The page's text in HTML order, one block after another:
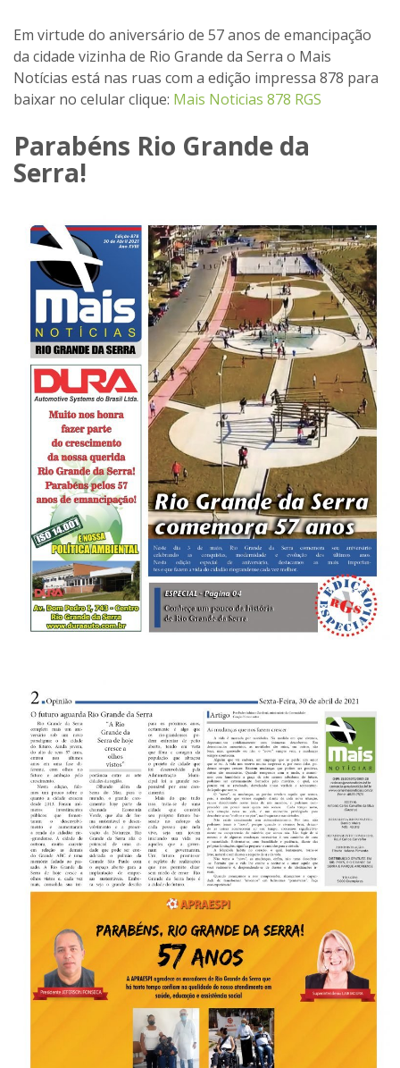
Em virtude do aniversário de 57 anos de emancipação
da cidade vizinha de Rio Grande da Serra o Mais
Notícias está nas ruas com a edição impressa 878 para
baixar no celular clique: Mais Noticias 878 RGS
Parabéns Rio Grande da
Serra!